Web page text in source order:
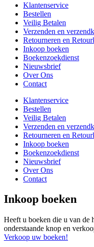
Klantenservice
Bestellen
Veilig Betalen
Verzenden en
Retourneren en
Inkoop boeken
Boekenzoekdienst
Nieuwsbrief
Over Ons
Contact
Klantenservice
Bestellen
Veilig Betalen
Verzenden en
Retourneren en
Inkoop boeken
Boekenzoekdienst
Nieuwsbrief
Over Ons
Contact
Inkoop boeken
Heeft u boeken die u van
onderstaande knop en
Verkoop uw boeken!